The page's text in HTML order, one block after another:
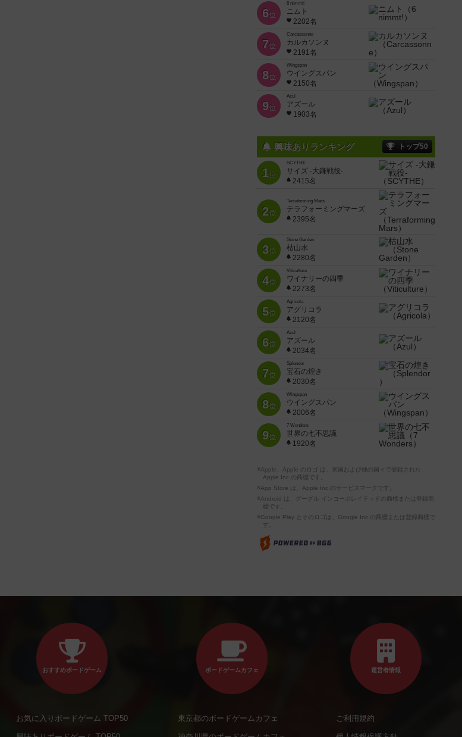
6位
6 nimmt!
ニムト
2202名
7位
Carcassonne
カルカソンヌ
2191名
8位
Wingspan
ウイングスパン
2150名
9位
Azul
アズール
1903名
興味ありランキング トップ50
1位
SCYTHE
サイズ -大鎌戦役-
2415名
2位
Terraforming Mars
テラフォーミングマーズ
2395名
3位
Stone Garden
枯山水
2280名
4位
Viticulture
ワイナリーの四季
2273名
5位
Agricola
アグリコラ
2120名
6位
Azul
アズール
2034名
7位
Splendor
宝石の煌き
2030名
8位
Wingspan
ウイングスパン
2006名
9位
7 Wonders
世界の七不思議
1920名
※Apple、Apple のロゴ は、米国および他の国々で登録された
Apple Inc.の商標です。
※App Store は、Apple Inc.のサービスマークです。
※Android は、グーグル インコーポレイテッドの商標または登録商
標です。
※Google Play とそのロゴは、Google Inc.の商標または登録商標で
す。
おすすめボードゲーム
お気に入りボードゲーム TOP50
ボードゲームカフェ
東京都のボードゲームカフェ
運営者情報
ご利用規約